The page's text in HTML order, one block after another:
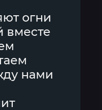
огни
вместе
нами